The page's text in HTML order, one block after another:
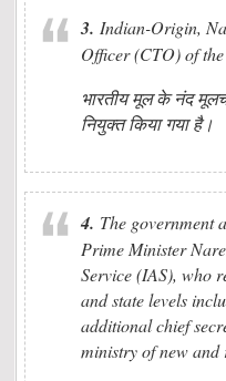
3. Indian-Origin,
Officer (CTO) of
भारतीय मूल के नंद
नियुक्त किया गया है।
4. The government
Prime Minister
Service (IAS), who
and state levels
additional chief
ministry of new and